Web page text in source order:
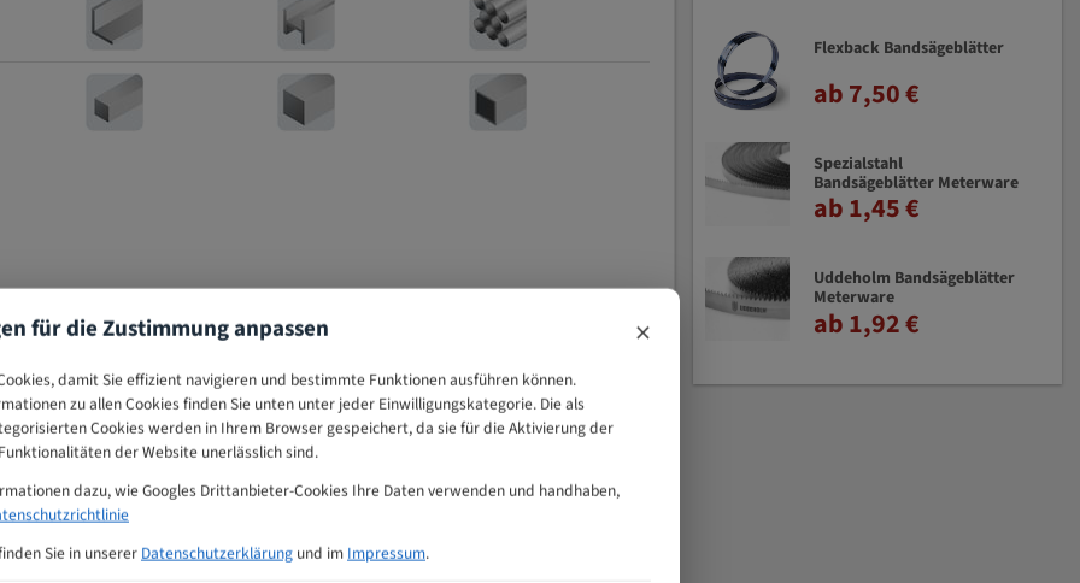
Flexback Bandsägeblätter
ab 7,50 €
Spezialstahl
Bandsägeblätter Meterware
ab 1,45 €
Uddeholm Bandsägeblätter
Meterware
ab 1,92 €
für die Zustimmung anpassen ×
damit Sie effizient navigieren und bestimmte Funktionen ausführen können.
zu allen Cookies finden Sie unten unter jeder Einwilligungskategorie. Die als
Cookies werden in Ihrem Browser gespeichert, da sie für die Aktivierung der
der Website unerlässlich sind.
dazu, wie Googles Drittanbieter-Cookies Ihre Daten verwenden und handhaben,
Sie in unserer Datenschutzerklärung und im Impressum.